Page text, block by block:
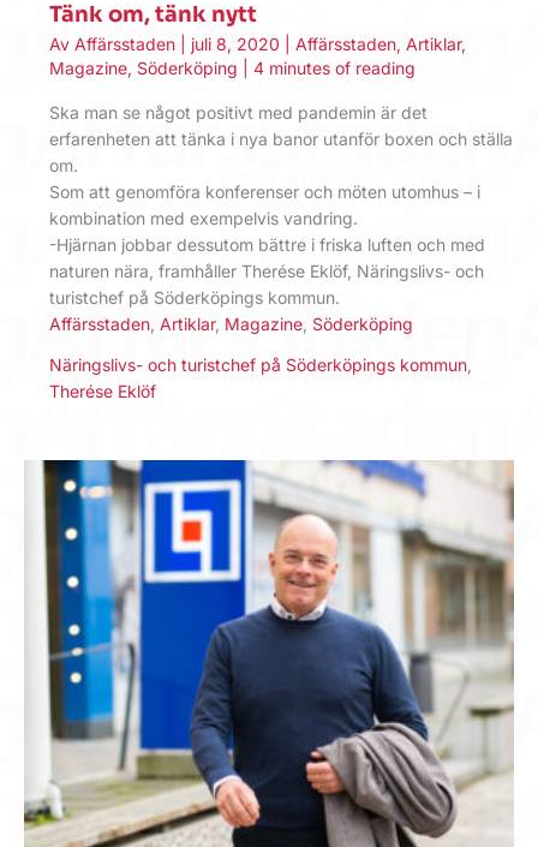
Tänk om, tänk nytt
Av Affärsstaden juli 8, 2020 Affärsstaden, Artiklar,
Magazine, Söderköping 4 minutes of reading
Ska man se något positivt med pandemin är det
erfarenheten att tänka i nya banor utanför boxen och ställa
om.
Som att genomföra konferenser och möten utomhus – i
kombination med exempelvis vandring.
-Hjärnan jobbar dessutom bättre i friska luften och med
naturen nära, framhåller Therése Eklöf, Näringslivs- och
turistchef på Söderköpings kommun.
Affärsstaden, Artiklar, Magazine, Söderköping
Näringslivs- och turistchef på Söderköpings kommun
Therése Eklöf